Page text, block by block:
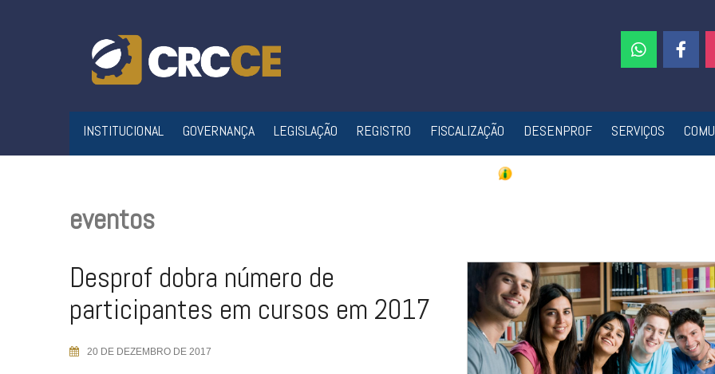
INSTITUCIONAL GOVERNANÇA LEGISLAÇÃO REGISTRO FISCALIZAÇÃO DESENPROF SERVIÇOS
eventos
Desprof dobra número de
participantes em cursos em 2017
20 DE DEZEMBRO DE 2017